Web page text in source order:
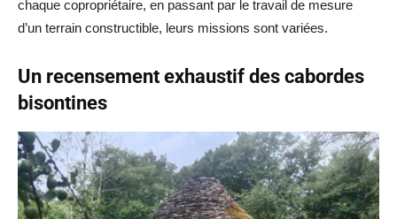
chaque copropriétaire, en passant par le travail de mesure
d’un terrain constructible, leurs missions sont variées.
Un recensement exhaustif des cabordes
bisontines